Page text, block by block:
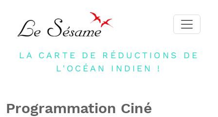
ACCUEIL
BLOG
LA CARTE DE RÉDUCTIONS DE
L'OCÉAN INDIEN !
Programmation Ciné